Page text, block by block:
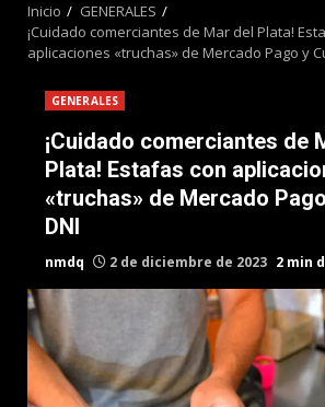
Inicio
GENERALES
¡Cuidado comerciantes de Mar del Plata!
aplicaciones «truchas» de Mercado Pago y
GENERALES
¡Cuidado comerciantes de
Plata! Estafas con
«truchas» de Mercado
DNI
nmdq 2 de diciembre de 2023 2 min